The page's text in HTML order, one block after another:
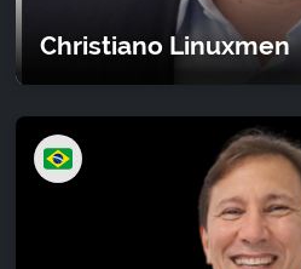
Christiano Linuxmen